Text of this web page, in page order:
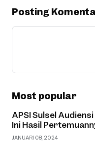
Posting
Most popular
APSI Sulsel
Ini Hasil
JANUARI 08, 2024